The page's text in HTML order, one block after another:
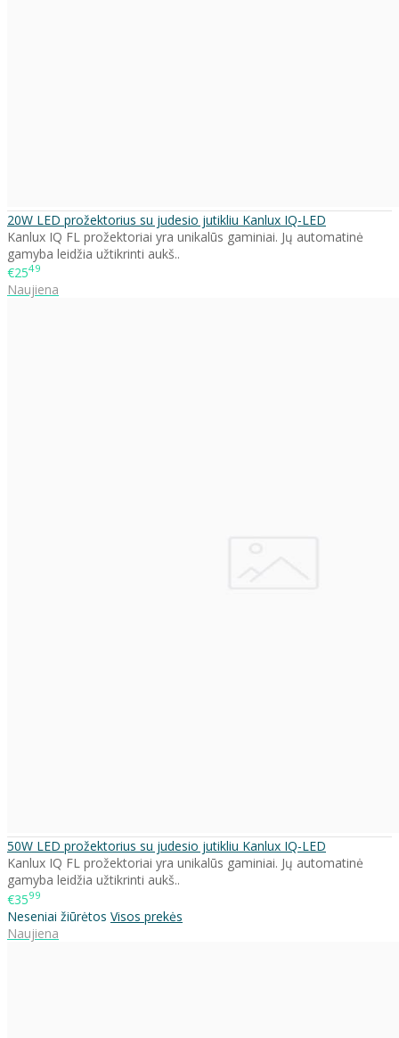
20W LED prožektorius su judesio jutikliu Kanlux IQ-LED
Kanlux IQ FL prožektoriai yra unikalūs gaminiai. Jų automatinė
gamyba leidžia užtikrinti aukš..
€2549
Naujiena
50W LED prožektorius su judesio jutikliu Kanlux IQ-LED
Kanlux IQ FL prožektoriai yra unikalūs gaminiai. Jų automatinė
gamyba leidžia užtikrinti aukš..
€3599
Neseniai žiūrėtos Visos prekės
Naujiena